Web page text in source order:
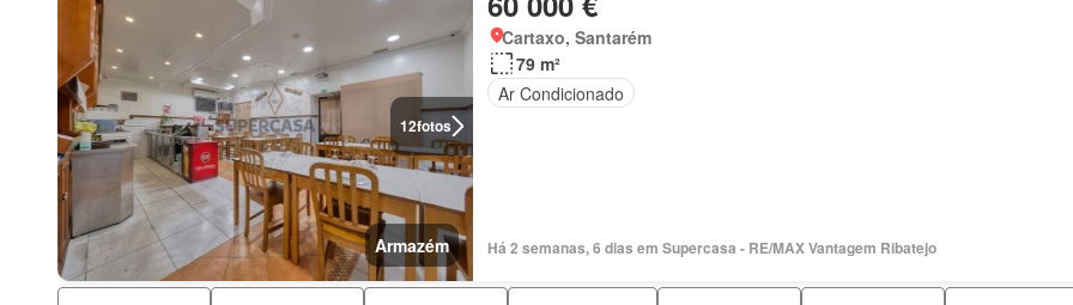
12fotos
Armazém
Cartaxo, Santarém
79 m²
Ar Condicionado
Há 2 semanas, 6 dias em Supercasa - RE/MAX Vantagem Ribatejo